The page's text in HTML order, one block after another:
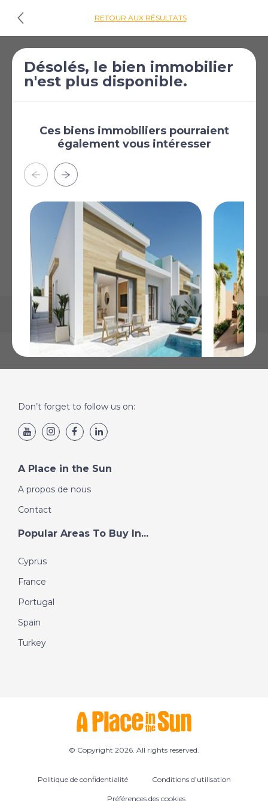
RETOUR AUX RÉSULTATS
Villa de 3 chambres
à vendre à San
Région de Murcie,
€270 000
AFFICHER SUR LA CARTE
La carte peut ne pas indiquer l'emplacement exact
Désolés, le bien immobilier
n'est plus disponible.
Ces biens immobiliers pourraient
également vous intéresser
€259 900
Plus de Détails
Don’t forget to follow us on:
A Place in the Sun
A propos de nous
Contact
Popular Areas To Buy In...
Cyprus
France
Portugal
Spain
Turkey
© Copyright 2026. All rights reserved.
Politique de confidentialité Conditions d’utilisation
Préférences des cookies